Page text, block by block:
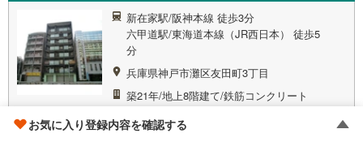
新在家駅/阪神本線 徒歩3分
六甲道駅/東海道本線（JR西日本） 徒歩5
分
兵庫県神戸市灘区友田町3丁目
築21年/地上8階建て/鉄筋コンクリート
マンション
件
お気に入り登録内容を確認する